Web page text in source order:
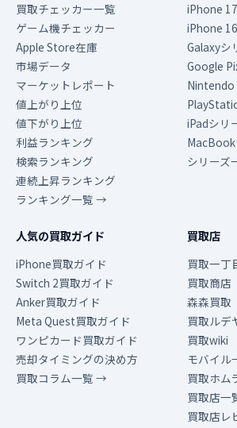
買取チェッカー一覧
ゲーム機チェッカー
Apple Store在庫
市場データ
マーケットレポート
値上がり上位
値下がり上位
利益ランキング
検索ランキング
連続上昇ランキング
ランキング一覧 →
iPhone
iPhone
Galaxyシ
Google
Nintendo
iPadシリ
シリーズ
人気の買取ガイド
iPhone買取ガイド
Switch 2買取ガイド
Anker買取ガイド
Meta Quest買取ガイド
ワンピカード買取ガイド
売却タイミングの決め方
買取コラム一覧 →
買取店
買取一丁
買取商店
森森買取
買取ルデ
買取wiki
モバイル
買取ホム
買取店
買取店レ